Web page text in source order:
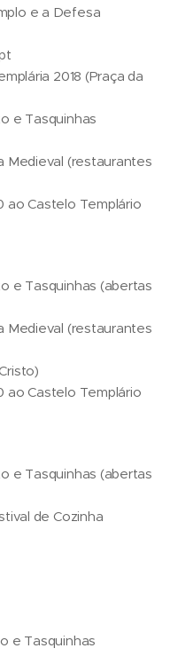
e a Defesa
2018 (Praça da
e Tasquinhas
Medieval (restaurantes
ao Castelo Templário
e Tasquinhas (abertas
Medieval (restaurantes
ao Castelo Templário
e Tasquinhas (abertas
de Cozinha
e Tasquinhas